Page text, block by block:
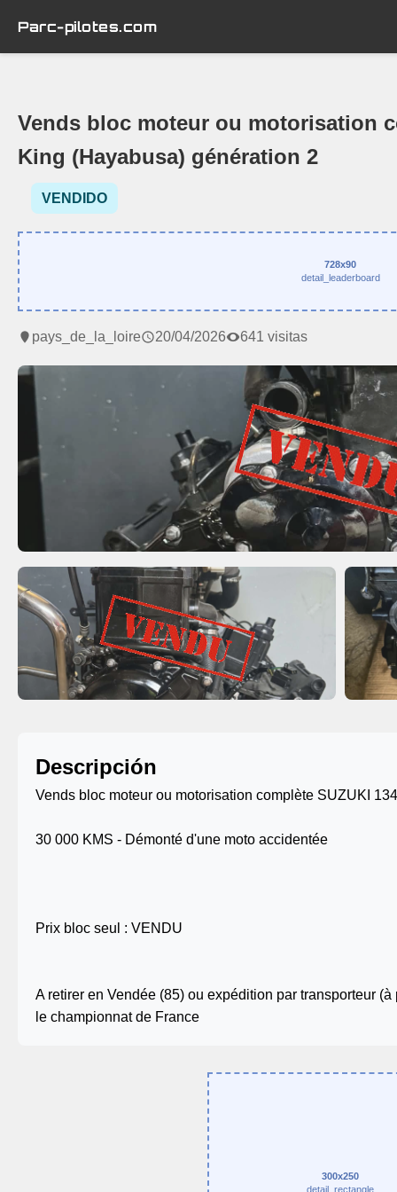
Parc-pilotes.com
Vends bloc moteur ou motorisation
King (Hayabusa) génération 2
VENDIDO
728x90
detail_leaderboard
pays_de_la_loire 20/04/2026 641 visitas
Descripción
Vends bloc moteur ou motorisation complète SUZUKI
30 000 KMS - Démonté d'une moto accidentée
Prix bloc seul : VENDU
A retirer en Vendée (85) ou expédition par transporteur
le championnat de France
300x250
detail_rectangle